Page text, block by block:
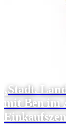
‚Stadt.
mit Ben im